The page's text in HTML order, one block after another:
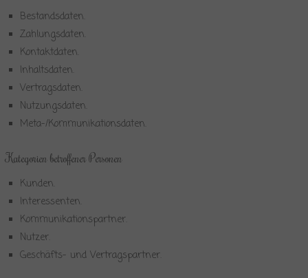
Bestandsdaten.
Zahlungsdaten.
Kontaktdaten.
Inhaltsdaten.
Vertragsdaten.
Nutzungsdaten.
Meta-/Kommunikationsdaten.
Kategorien betroffener Personen
Kunden.
Interessenten.
Kommunikationspartner.
Nutzer.
Geschäfts- und Vertragspartner.